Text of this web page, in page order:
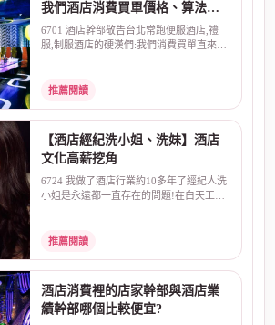
我們酒店消費買單價格、算法直
來直往:不囉嗦!
6701 酒店幹部敬告台北常跑便服酒店,禮
服,制服酒店的硬漢們:我們消費買單直來直
推薦閱讀
【酒店經紀洗小姐、洗妹】酒店
文化高薪挖角
6724 我做了酒店行業約10多年了經紀人洗
小姐是永遠都一直存在的問題!在白天工作
推薦閱讀
酒店消費裡的店家幹部與酒店業
績幹部哪個比較便宜?